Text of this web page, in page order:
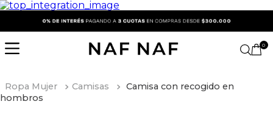
0
Ropa Mujer Camisas
Camisa con recogido en
hombros